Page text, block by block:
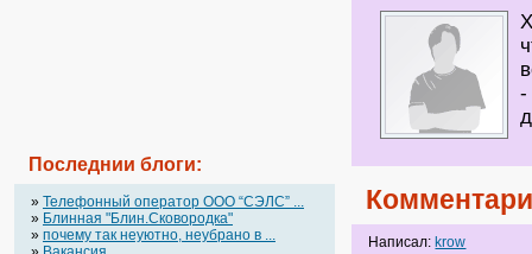
Последнии блоги:
» Телефонный оператор OOO “СЭЛС” ...
» Блинная "Блин.Сковородка"
» почему так неуютно, неубрано в ...
-
Написал: krow